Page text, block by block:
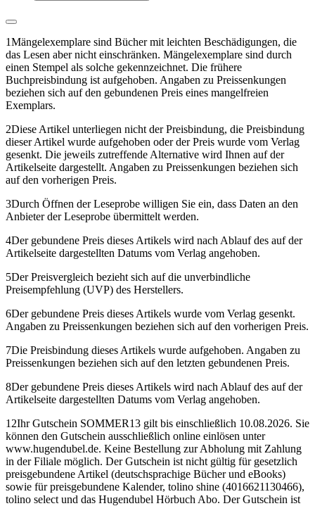
1Mängelexemplare sind Bücher mit leichten Beschädigungen, die
das Lesen aber nicht einschränken. Mängelexemplare sind durch
einen Stempel als solche gekennzeichnet. Die frühere
Buchpreisbindung ist aufgehoben. Angaben zu Preissenkungen
beziehen sich auf den gebundenen Preis eines mangelfreien
Exemplars.
2Diese Artikel unterliegen nicht der Preisbindung, die Preisbindung
dieser Artikel wurde aufgehoben oder der Preis wurde vom Verlag
gesenkt. Die jeweils zutreffende Alternative wird Ihnen auf der
Artikelseite dargestellt. Angaben zu Preissenkungen beziehen sich
auf den vorherigen Preis.
3Durch Öffnen der Leseprobe willigen Sie ein, dass Daten an den
Anbieter der Leseprobe übermittelt werden.
4Der gebundene Preis dieses Artikels wird nach Ablauf des auf der
Artikelseite dargestellten Datums vom Verlag angehoben.
5Der Preisvergleich bezieht sich auf die unverbindliche
Preisempfehlung (UVP) des Herstellers.
6Der gebundene Preis dieses Artikels wurde vom Verlag gesenkt.
Angaben zu Preissenkungen beziehen sich auf den vorherigen Preis.
7Die Preisbindung dieses Artikels wurde aufgehoben. Angaben zu
Preissenkungen beziehen sich auf den letzten gebundenen Preis.
8Der gebundene Preis dieses Artikels wird nach Ablauf des auf der
Artikelseite dargestellten Datums vom Verlag angehoben.
12Ihr Gutschein SOMMER13 gilt bis einschließlich 10.08.2026. Sie
können den Gutschein ausschließlich online einlösen unter
www.hugendubel.de. Keine Bestellung zur Abholung mit Zahlung
in der Filiale möglich. Der Gutschein ist nicht gültig für gesetzlich
preisgebundene Artikel (deutschsprachige Bücher und eBooks)
sowie für preisgebundene Kalender, tolino shine (4016621130466),
tolino select und das Hugendubel Hörbuch Abo. Der Gutschein ist